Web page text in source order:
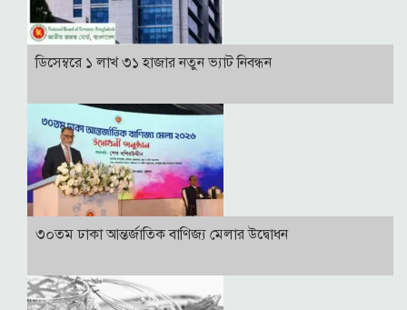
ডিসেম্বরে ১ লাখ ৩১ হাজার নতুন ভ্যাট নিবন্ধন
৩০তম ঢাকা আন্তর্জাতিক বাণিজ্য মেলার উদ্বোধন